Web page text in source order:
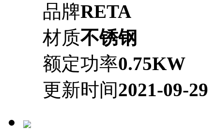
品牌RETA
材质不锈钢
额定功率0.75KW
更新时间2021-09-29